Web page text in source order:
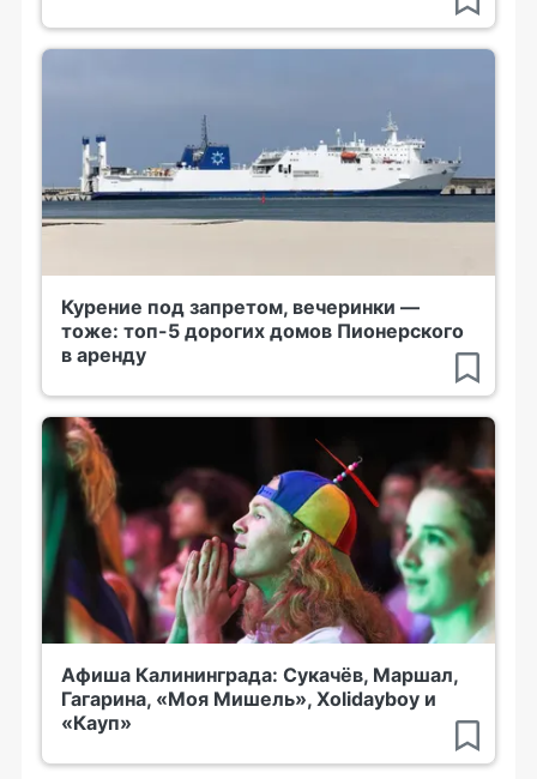
Курение под запретом, вечеринки —
тоже: топ-5 дорогих домов Пионерского
в аренду
Афиша Калининграда: Сукачёв, Маршал,
Гагарина, «Моя Мишель», Xolidayboy и
«Кауп»